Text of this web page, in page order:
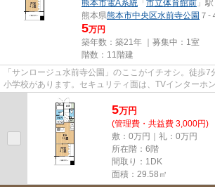
熊本市電A系統 「 市立体育館前 」
熊本県熊本市中央区水前寺公園 ７-
5万円
築年数：築21年 ｜募集中： 1室
階数：11階建
「サンロージュ水前寺公園」のここがイチオシ。徒歩
小学校があります。セキュリティ面は、TVインターホ
置しているので安全面でも優れ...
5万円
(管理費・共益費 3,000円)
敷：0万円｜礼：0万円
所在階：6階
間取り：1DK
面積：29.58㎡